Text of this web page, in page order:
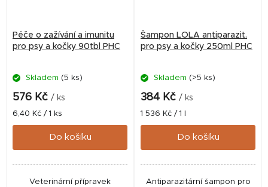
Péče o zažívání a imunitu
pro psy a kočky 90tbl PHC
Skladem (5 ks)
576 Kč / ks
Měrná
cena:
6,40 Kč / 1 ks
Do košíku
Veterinární přípravek
Šampon LOLA antiparazit.
pro psy a kočky 250ml PHC
Skladem (>5 ks)
384 Kč / ks
Měrná
cena:
1 536 Kč / 1 l
Do košíku
Antiparazitární šampon pro